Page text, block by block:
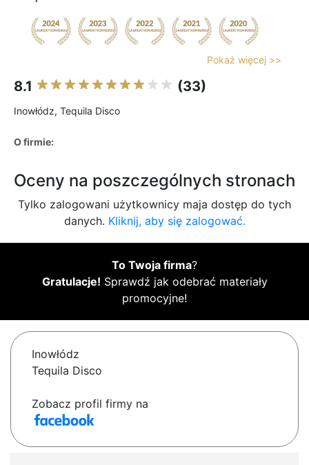
Pokaż więcej >>
8.1 (33)
Inowłódz, Tequila Disco
O firmie:
Oceny na poszczególnych stronach
Tylko zalogowani użytkownicy maja dostęp do tych
danych. Kliknij, aby się zalogować.
To Twoja firma?
Gratulacje! Sprawdź jak odebrać materiały
promocyjne!
Inowłódz
Tequila Disco
Zobacz profil firmy na